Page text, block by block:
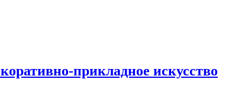
прикладное искусство